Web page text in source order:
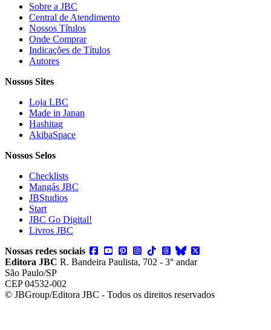
Sobre a JBC
Central de Atendimento
Nossos Títulos
Onde Comprar
Indicações de Títulos
Autores
Nossos Sites
Loja LBC
Made in Japan
Hashitag
AkibaSpace
Nossos Selos
Checklists
Mangás JBC
JBStudios
Start
JBC Go Digital!
Livros JBC
Nossas redes sociais
Editora JBC R. Bandeira Paulista, 702 - 3° andar
São Paulo/SP
CEP 04532-002
© JBGroup/Editora JBC - Todos os direitos reservados